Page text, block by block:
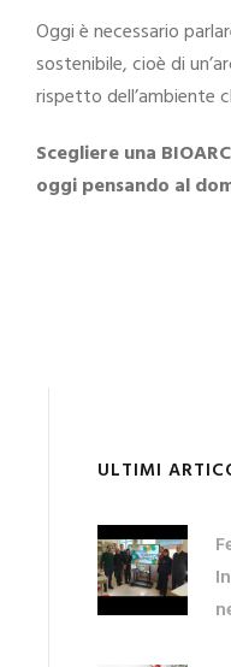
Oggi è necessario
sostenibile, cioè di
rispetto dell’ambiente
Scegliere una
oggi pensando al
ULTIMI